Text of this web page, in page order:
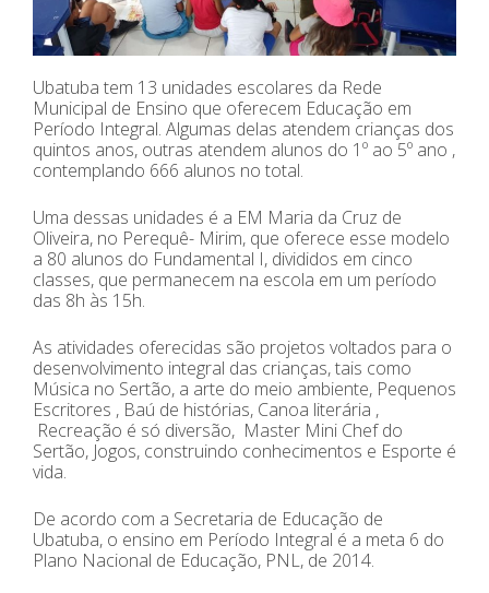
Ubatuba tem 13 unidades escolares da Rede
Municipal de Ensino que oferecem Educação em
Período Integral. Algumas delas atendem crianças dos
quintos anos, outras atendem alunos do 1º ao 5º ano ,
contemplando 666 alunos no total.
Uma dessas unidades é a EM Maria da Cruz de
Oliveira, no Perequê- Mirim, que oferece esse modelo
a 80 alunos do Fundamental I, divididos em cinco
classes, que permanecem na escola em um período
das 8h às 15h.
As atividades oferecidas são projetos voltados para o
desenvolvimento integral das crianças, tais como
Música no Sertão, a arte do meio ambiente, Pequenos
Escritores , Baú de histórias, Canoa literária ,
Recreação é só diversão, Master Mini Chef do
Sertão, Jogos, construindo conhecimentos e Esporte é
vida.
De acordo com a Secretaria de Educação de
Ubatuba, o ensino em Período Integral é a meta 6 do
Plano Nacional de Educação, PNL, de 2014.